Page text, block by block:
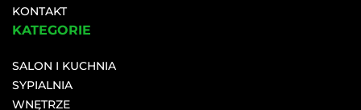
KONTAKT
KATEGORIE
SALON I KUCHNIA
SYPIALNIA
WNĘTRZE